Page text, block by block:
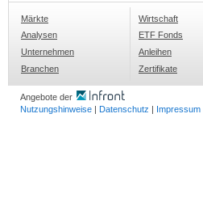
Märkte
Analysen
Unternehmen
Branchen
Wirtschaft
ETF Fonds
Anleihen
Zertifikate
Angebote der
Nutzungshinweise | Datenschutz | Impressum